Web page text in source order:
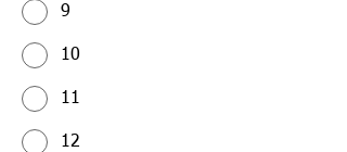
9
10
11
12